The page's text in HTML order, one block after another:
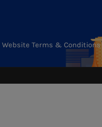
Website Terms & Conditions